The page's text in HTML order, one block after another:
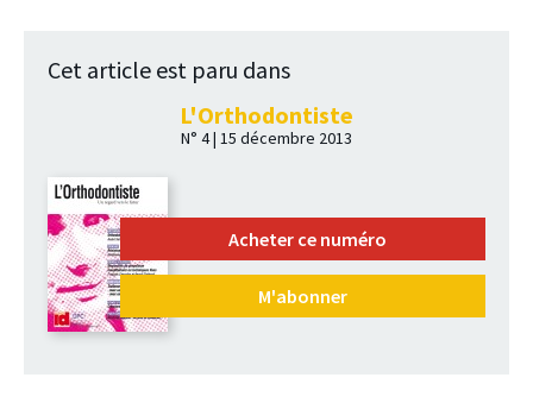
Cet article est paru dans
L'Orthodontiste
N° 4 | 15 décembre 2013
Acheter ce numéro
M'abonner